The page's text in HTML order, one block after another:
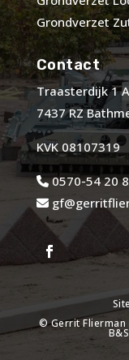
Grondverzet
Contact
Traasterdijk 1 A
7437 RZ
KVK 08107319
0570-54 20
©Gerrit Flierman